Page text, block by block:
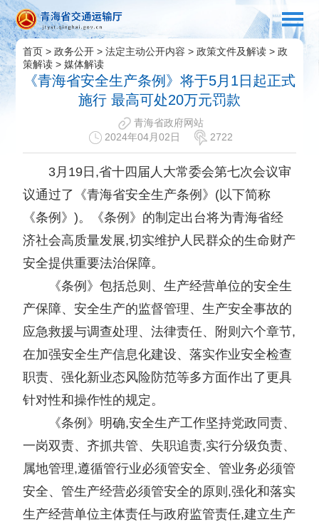
首页 >政务公开 >法定主动公开内容 >政策文件及解读 >政
策解读 >媒体解读
《青海省安全生产条例》将于5月1日起正式
施行 最高可处20万元罚款
青海省政府网站
2024年04月02日
2722
3月19日,省十四届人大常委会第七次会议审
议通过了《青海省安全生产条例》(以下简称
《条例》)。《条例》的制定出台将为青海省经
济社会高质量发展,切实维护人民群众的生命财产
安全提供重要法治保障。
《条例》包括总则、生产经营单位的安全生
产保障、安全生产的监督管理、生产安全事故的
应急救援与调查处理、法律责任、附则六个章节,
在加强安全生产信息化建设、落实作业安全检查
职责、强化新业态风险防范等多方面作出了更具
针对性和操作性的规定。
《条例》明确,安全生产工作坚持党政同责、
一岗双责、齐抓共管、失职追责,实行分级负责、
属地管理,遵循管行业必须管安全、管业务必须管
安全、管生产经营必须管安全的原则,强化和落实
生产经营单位主体责任与政府监管责任,建立生产